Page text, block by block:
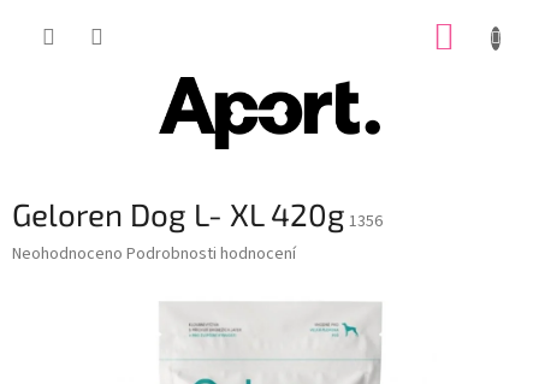
Geloren Dog L- XL 420g 1356
Průměrné
Neohodnoceno Podrobnosti hodnocení